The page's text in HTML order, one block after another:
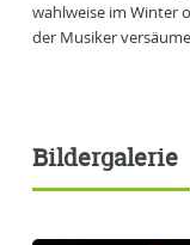
wahlweise im Winter
der Musiker
Bildergalerie